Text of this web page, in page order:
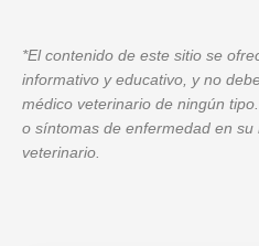
*El contenido de este sitio se
informativo y educativo, y no
médico veterinario de ningún
o síntomas de enfermedad en su
veterinario.